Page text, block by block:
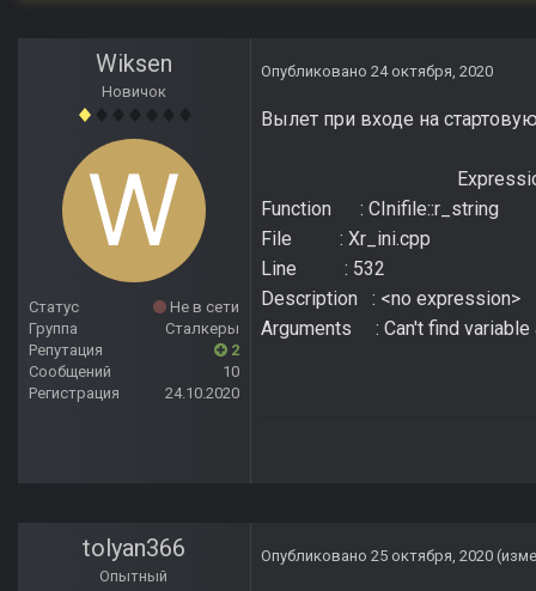
Wiksen
Новичок
Статус
Не в сети
Группа
Сталкеры
Репутация
2
Сообщений
10
Регистрация
24.10.2020
Опубликовано 24 октября, 2020
Вылет при
Expression :
Function : CInifile::r_string
File : Xr_ini.cpp
Line : 532
Description : <no expression>
Arguments : Can't find variable
tolyan366
Опытный
Опубликовано 25 октября, 2020